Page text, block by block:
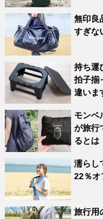
無印良
すぎな
持ち運
拍子揃
違いま
モンベ
が旅行
るとは
濡らし
22％オ
旅行用